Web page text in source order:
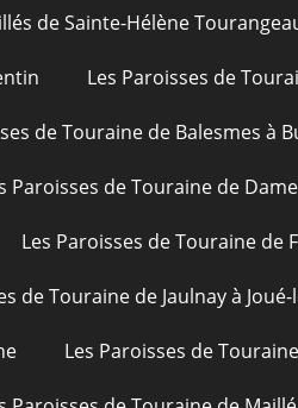
de Sainte-Hélène
Les Paroisses de
de Touraine de Balesmes à
Paroisses de Touraine de
Les Paroisses de Touraine de
de Touraine de Jaulnay à
Les Paroisses de